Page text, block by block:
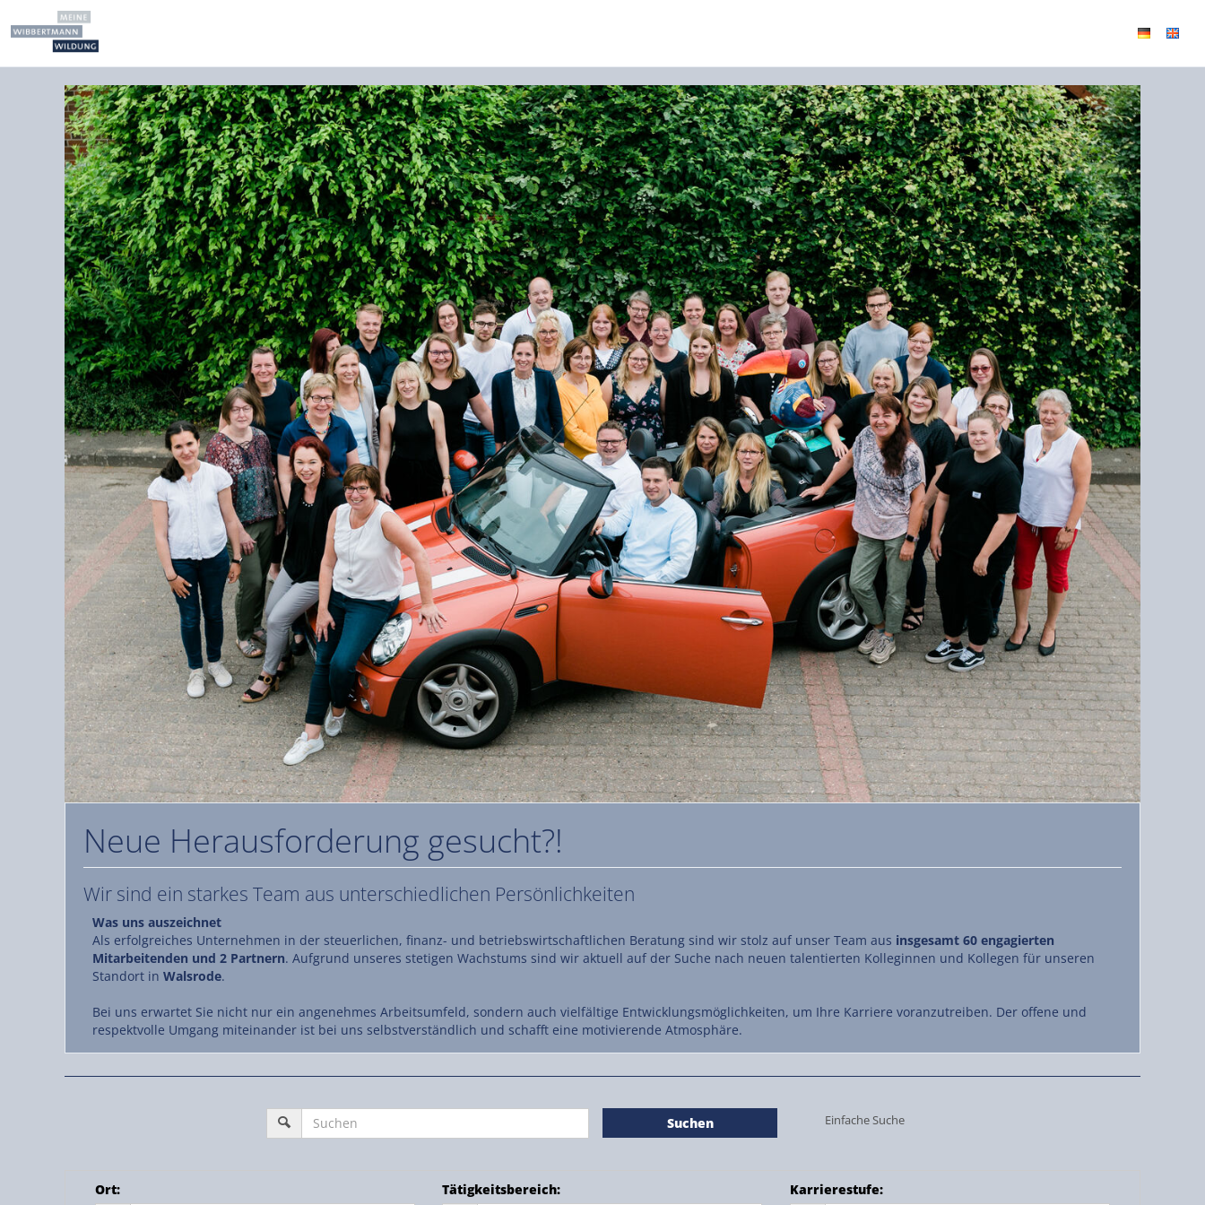
Neue Herausforderung gesucht?!
Wir sind ein starkes Team aus unterschiedlichen Persönlichkeiten
Was uns auszeichnet
Als erfolgreiches Unternehmen in der steuerlichen, finanz- und betriebswirtschaftlichen Beratung sind wir stolz auf unser Team aus insgesamt 60 engagierten
Mitarbeitenden und 2 Partnern. Aufgrund unseres stetigen Wachstums sind wir aktuell auf der Suche nach neuen talentierten Kolleginnen und Kollegen für unseren
Standort in Walsrode.
Bei uns erwartet Sie nicht nur ein angenehmes Arbeitsumfeld, sondern auch vielfältige Entwicklungsmöglichkeiten, um Ihre Karriere voranzutreiben. Der offene und
respektvolle Umgang miteinander ist bei uns selbstverständlich und schafft eine motivierende Atmosphäre.
Suchen Einfache Suche
Ort: Tätigkeitsbereich: Karrierestufe: